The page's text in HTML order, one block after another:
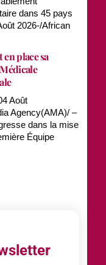
dans 45 pays
2026-/African
place sa
Août
Agency(AMA)/ –
dans la mise
Équipe